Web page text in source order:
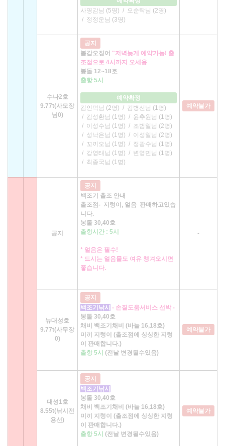
사명감님 (5명) / 오순탁님 (2명)
/ 정정운님 (3명)
수나2호
9.77t(사모장
님0)
공지
봄갑오징어 "저녁늦게 예약가능! 출
조점으로 4시까지 오세용
봉돌 12~18호
출항 5시
예약확정
김인덕님 (2명) / 김병선님 (1명)
/ 김성환님 (1명) / 윤추원님 (1명)
/ 이성수님 (1명) / 조범일님 (2명)
/ 성낙은님 (1명) / 이성일님 (2명)
/ 꼬끼오님 (1명) / 정광수님 (1명)
/ 강영태님 (1명) / 변영민님 (1명)
/ 최종국님 (1명)
예약불가
공지
공지
백조기 출조 안내
출조점- 지렁이, 얼음 판매하고있습
니다.
봉돌 30,40호
출항시간 : 5시
* 얼음은 필수!
* 드시는 얼음물도 여유 챙겨오시면
좋습니다.
-
뉴대성호
9.77t(사무장
0)
공지
백조기낚시 - 손질도움서비스 선박 -
봉돌 30,40호
채비 백조기채비 (바늘 16,18호)
미끼 지렁이 (출조점에 싱싱한 지렁
이 판매합니다.)
출항 5시 (전날 변경될수있음)
예약불가
대성1호
8.55t(낚시전
용선)
공지
백조기낚시
봉돌 30,40호
채비 백조기채비 (바늘 16,18호)
미끼 지렁이 (출조점에 싱싱한 지렁
이 판매합니다.)
출항 5시 (전날 변경될수있음)
예약불가